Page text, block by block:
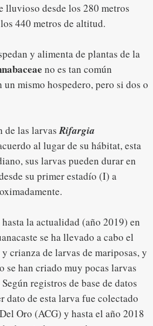
lluvioso desde los 280 metros
440 metros de altitud.
y alimenta de plantas de la
no es tan común
mismo hospedero, pero si dos o
de las larvasRifargia
al lugar de su hábitat, esta
sus larvas pueden durar en
su primer estadío (I) a
la actualidad (año 2019) en
se ha llevado a cabo el
crianza de larvas de mariposas, y
se han criado muy pocas larvas
Según registros de base de datos
dato de esta larva fue colectado
Oro (ACG) y hasta el año 2018